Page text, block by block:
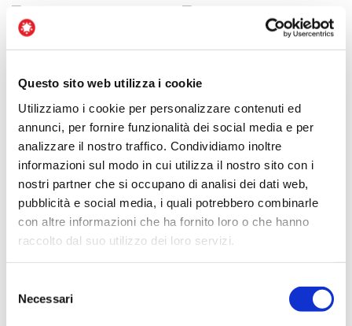
Questo sito web utilizza i cookie
Utilizziamo i cookie per personalizzare contenuti ed
annunci, per fornire funzionalità dei social media e per
analizzare il nostro traffico. Condividiamo inoltre
informazioni sul modo in cui utilizza il nostro sito con i
nostri partner che si occupano di analisi dei dati web,
pubblicità e social media, i quali potrebbero combinarle
con altre informazioni che ha fornito loro o che hanno
raccolto dal suo utilizzo dei loro servizi.
delNecessari
MasterClass
Online – Saldo
€1,985.00
Acquista
MasterClass
Online Saldo
€1,985.00
Acquista